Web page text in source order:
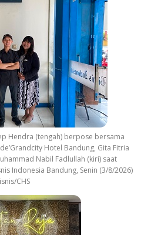
Hendra (tengah) berpose bersama
Hotel Bandung, Gita Fitria
Nabil Fadlullah (kiri) saat
Indonesia Bandung, Senin (3/8/2026)
CHS